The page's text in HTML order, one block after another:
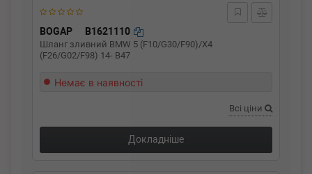
BOGAP B1621110
Шланг зливний BMW 5 (F10/G30/F90)/X4
(F26/G02/F98) 14- B47
Немає в наявності
Всі ціни
Докладніше